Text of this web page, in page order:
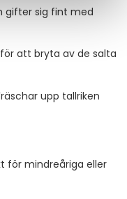
gifter sig fint med
att bryta av de salta
upp tallriken
för mindreåriga eller